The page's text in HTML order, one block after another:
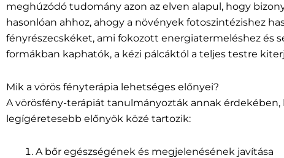
meghúzódó tudomány azon az elven alapul, hogy
hasonlóan ahhoz, ahogy a növények fotoszintézishez
fényrészecskéket, ami fokozott energiatermeléshez és
formákban kaphatók, a kézi pálcáktól a teljes testre
Mik a vörös fényterápia lehetséges előnyei?
A vörösfény-terápiát tanulmányozták annak érdekében,
legígéretesebb előnyök közé tartozik:
A bőr egészségének és megjelenésének javítása